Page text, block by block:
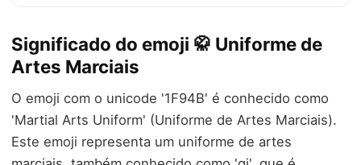
Significado do emoji 🥋 Uniforme de
Artes Marciais
O emoji com o unicode '1F94B' é conhecido como
'Martial Arts Uniform' (Uniforme de Artes Marciais).
Este emoji representa um uniforme de artes